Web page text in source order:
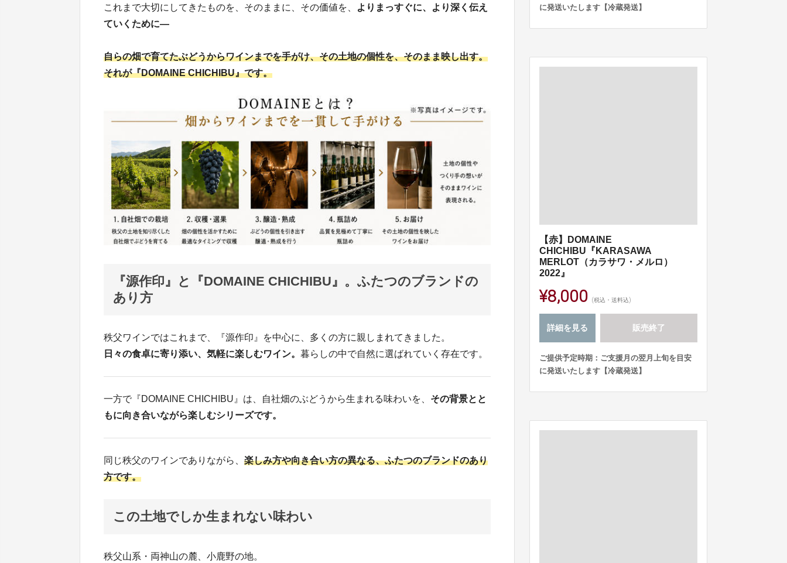
これまで大切にしてきたものを、そのままに、その価値を、
よりまっすぐに、より深く伝え
ていくために—
自らの畑で育てたぶどうからワインまでを手がけ、その土地の個性を、そのまま映し出す。
それが『DOMAINE CHICHIBU』です。
『源作印』と『DOMAINE CHICHIBU』。ふたつのブランドの
あり方
秩父ワインではこれまで、『源作印』を中心に、多くの方に親しまれてきました。
日々の食卓に寄り添い、気軽に楽しむワイン。 暮らしの中で自然に選ばれていく存在です。
一方で『DOMAINE CHICHIBU』は、自社畑のぶどうから生まれる味わいを、 その背景とと
もに向き合いながら楽しむシリーズです。
同じ秩父のワインでありながら、 楽しみ方や向き合い方の異なる、ふたつのブランドのあり
方です。
この土地でしか生まれない味わい
秩父山系・両神山の麓、小鹿野の地。
に発送いたします【冷蔵発送】
【赤】DOMAINE
CHICHIBU『KARASAWA
MERLOT（カラサワ・メルロ）
2022』
¥8,000 (税込・送料込)
詳細を見る 販売終了
ご提供予定時期：ご支援月の翌月上旬を目安
に発送いたします【冷蔵発送】